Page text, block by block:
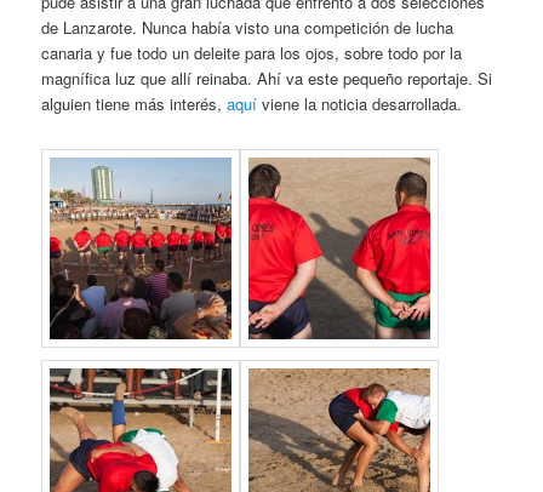
de Lanzarote. Nunca había visto una competición de lucha
canaria y fue todo un deleite para los ojos, sobre todo por la
magnífica luz que allí reinaba. Ahí va este pequeño reportaje. Si
alguien tiene más interés,aquí viene la noticia desarrollada.